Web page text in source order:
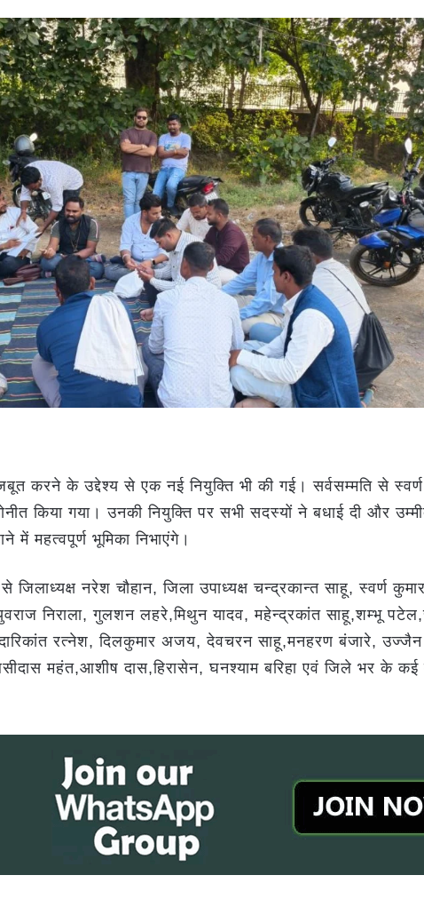
करने के उद्देश्य से एक नई नियुक्ति भी की गई। सर्वसम्मति से स्वर्ण
किया गया। उनकी नियुक्ति पर सभी सदस्यों ने बधाई दी और
में महत्वपूर्ण भूमिका निभाएंगे।
नरेश चौहान, जिला उपाध्यक्ष चन्द्रकान्त साहू, स्वर्ण
निराला, गुलशन लहरे,मिथुन यादव, महेन्द्रकांत साहू,शम्भू
रत्नेश, दिलकुमार अजय, देवचरन साहू,मनहरण बंजारे, उज्जैन
महंत,आशीष दास,हिरासेन, घनश्याम बरिहा एवं जिले भर के कई